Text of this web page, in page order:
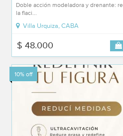
Doble acción modeladora y drenante:
la flaci...
Villa Urquiza, CABA
$ 48.000
10% off